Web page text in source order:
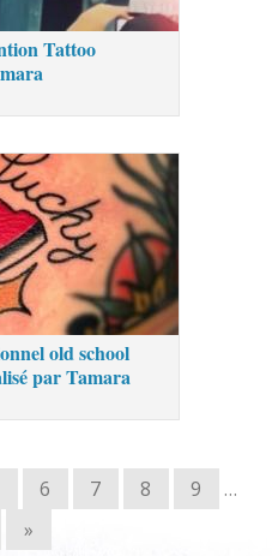
Tattoo
old school
par Tamara
6 7 8 9
…
»